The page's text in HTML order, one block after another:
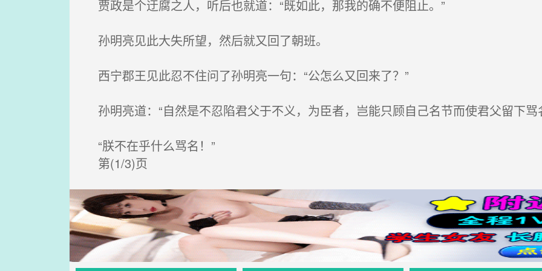
贾政是个迂腐之人，听后也就道：“既如此，那我的确不便阻止。”
孙明亮见此大失所望，然后就又回了朝班。
西宁郡王见此忍不住问了孙明亮一句：“公怎么又回来了？”
孙明亮道：“自然是不忍陷君父于不义，为臣者，岂能只顾自己名节而使君父留下骂
“朕不在乎什么骂名！”
第(1/3)页